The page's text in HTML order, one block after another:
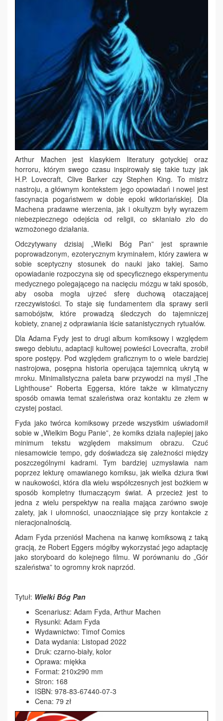
Arthur Machen jest klasykiem literatury gotyckiej oraz
horroru, którym swego czasu inspirowały się takie tuzy jak
H.P. Lovecraft, Clive Barker czy Stephen King. To mistrz
nastroju, a głównym kontekstem jego opowiadań i nowel jest
fascynacja pogaństwem w dobie epoki wiktoriańskiej. Dla
Machena pradawne wierzenia, jak i okultyzm były wyrazem
niebezpiecznego odejścia od religii, co skłaniało zło do
wzmożonego działania.
Odczytywany dzisiaj „Wielki Bóg Pan” jest sprawnie
poprowadzonym, ezoterycznym kryminałem, który zawiera w
sobie sceptyczny stosunek do nauki jako takiej. Samo
opowiadanie rozpoczyna się od specyficznego eksperymentu
medycznego polegającego na nacięciu mózgu w taki sposób,
aby osoba mogła ujrzeć sferę duchową otaczającej
rzeczywistości. To staje się fundamentem dla sprawy serii
samobójstw, które prowadzą śledczych do tajemniczej
kobiety, znanej z odprawiania iście satanistycznych rytuałów.
Dla Adama Fydy jest to drugi album komiksowy i względem
swego debiutu, adaptacji kultowej powieści Lovecrafta, zrobił
spore postępy. Pod względem graficznym to o wiele bardziej
nastrojowa, posępna historia operująca tajemnicą ukrytą w
mroku. Minimalistyczna paleta barw przywodzi na myśl „The
Lighthouse” Roberta Eggersa, które także w klimatyczny
sposób omawia temat szaleństwa oraz kontaktu ze złem w
czystej postaci.
Fyda jako twórca komiksowy przede wszystkim uświadomił
sobie w „Wielkim Bogu Panie”, że komiks działa najlepiej jako
minimum tekstu względem maksimum obrazu. Czuć
niesamowicie tempo, gdy doświadcza się zależności między
poszczególnymi kadrami. Tym bardziej uzmysławia nam
poprzez lekturę omawianego komiksu, jak wielka dziura tkwi
w naukowości, która dla wielu współczesnych jest bożkiem w
sposób kompletny tłumaczącym świat. A przecież jest to
jedna z wielu perspektyw na realia mająca zarówno swoje
zalety, jak i ułomności, unaoczniające się przy kontakcie z
nieracjonalnością.
Adam Fyda przeniósł Machena na kanwę komiksową z taką
gracją, że Robert Eggers mógłby wykorzystać jego adaptację
jako storyboard do kolejnego filmu. W porównaniu do „Gór
szaleństwa” to ogromny krok naprzód.
Tytuł: Wielki Bóg Pan
Scenariusz: Adam Fyda, Arthur Machen
Rysunki: Adam Fyda
Wydawnictwo: Timof Comics
Data wydania: Listopad 2022
Druk: czarno-biały, kolor
Oprawa: miękka
Format: 210x290 mm
Stron: 168
ISBN: 978-83-67440-07-3
Cena: 79 zł